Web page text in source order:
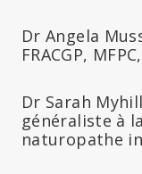
Dr Angela
FRACGP,
Dr Sarah
généraliste à
naturopathe